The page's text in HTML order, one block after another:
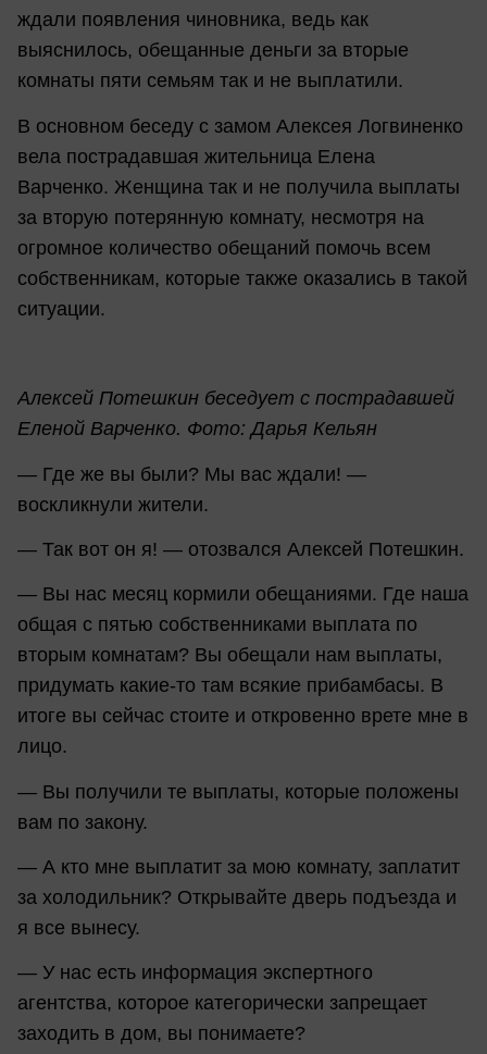
ждали появления чиновника, ведь как
выяснилось, обещанные деньги за вторые
комнаты пяти семьям так и не выплатили.
В основном беседу с замом Алексея Логвиненко
вела пострадавшая жительница Елена
Варченко. Женщина так и не получила выплаты
за вторую потерянную комнату, несмотря на
огромное количество обещаний помочь всем
собственникам, которые также оказались в такой
ситуации.
Алексей Потешкин беседует с пострадавшей
Еленой Варченко. Фото: Дарья Кельян
— Где же вы были? Мы вас ждали! —
воскликнули жители.
— Так вот он я! — отозвался Алексей Потешкин.
— Вы нас месяц кормили обещаниями. Где наша
общая с пятью собственниками выплата по
вторым комнатам? Вы обещали нам выплаты,
придумать какие-то там всякие прибамбасы. В
итоге вы сейчас стоите и откровенно врете мне в
лицо.
— Вы получили те выплаты, которые положены
вам по закону.
— А кто мне выплатит за мою комнату, заплатит
за холодильник? Открывайте дверь подъезда и
я все вынесу.
— У нас есть информация экспертного
агентства, которое категорически запрещает
заходить в дом, вы понимаете?